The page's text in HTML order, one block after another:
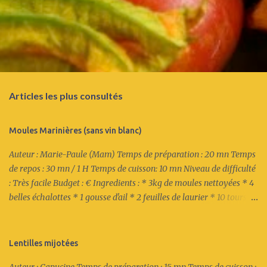
Articles les plus consultés
Moules Marinières (sans vin blanc)
Auteur : Marie-Paule (Mam) Temps de préparation : 20 mn Temps
de repos : 30 mn / 1 H Temps de cuisson: 10 mn Niveau de difficulté
: Très facile Budget : € Ingredients : * 3kg de moules nettoyées * 4
belles échalottes * 1 gousse d'ail * 2 feuilles de laurier * 10 tours du
bol et recouvrir d'eau. Fermer avec un film plastique et cuire au
Lentilles mijotées